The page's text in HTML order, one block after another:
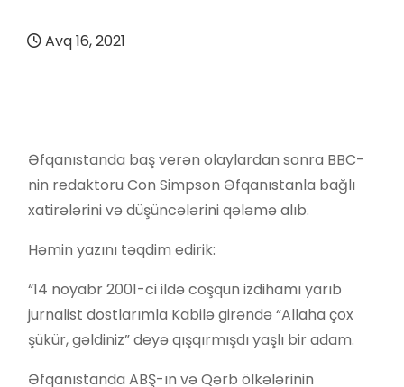
Avq 16, 2021
Əfqanıstanda baş verən olaylardan sonra BBC-
nin redaktoru Con Simpson Əfqanıstanla bağlı
xatirələrini və düşüncələrini qələmə alıb.
Həmin yazını təqdim edirik:
“14 noyabr 2001-ci ildə coşqun izdihamı yarıb
jurnalist dostlarımla Kabilə girəndə “Allaha çox
şükür, gəldiniz” deyə qışqırmışdı yaşlı bir adam.
Əfqanıstanda ABŞ-ın və Qərb ölkələrinin